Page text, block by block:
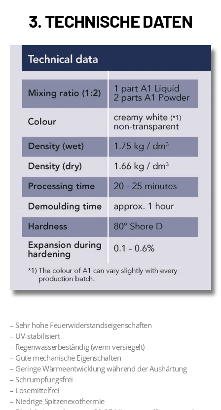
3. TECHNISCHE DATEN
– Sehr hohe Feuerwiderstandseigenschaften
– UV-stabilisiert
– Regenwasserbeständig (wenn versiegelt)
– Gute mechanische Eigenschaften
– Geringe Wärmeentwicklung während der Aushärtung
– Schrumpfungsfrei
– Lösemittelfrei
– Niedrige Spitzenexothermie